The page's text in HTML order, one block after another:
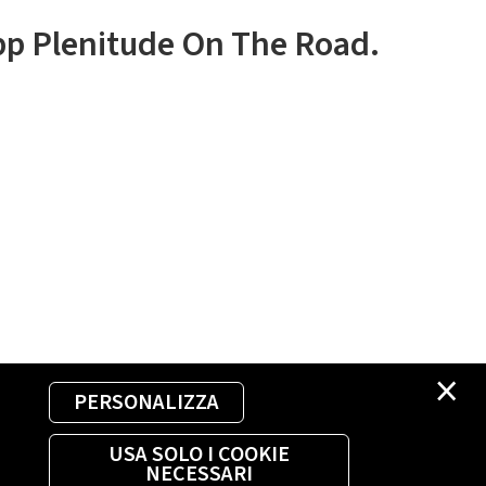
×
PERSONALIZZA
USA SOLO I COOKIE
NECESSARI
Plenitude On The Road.